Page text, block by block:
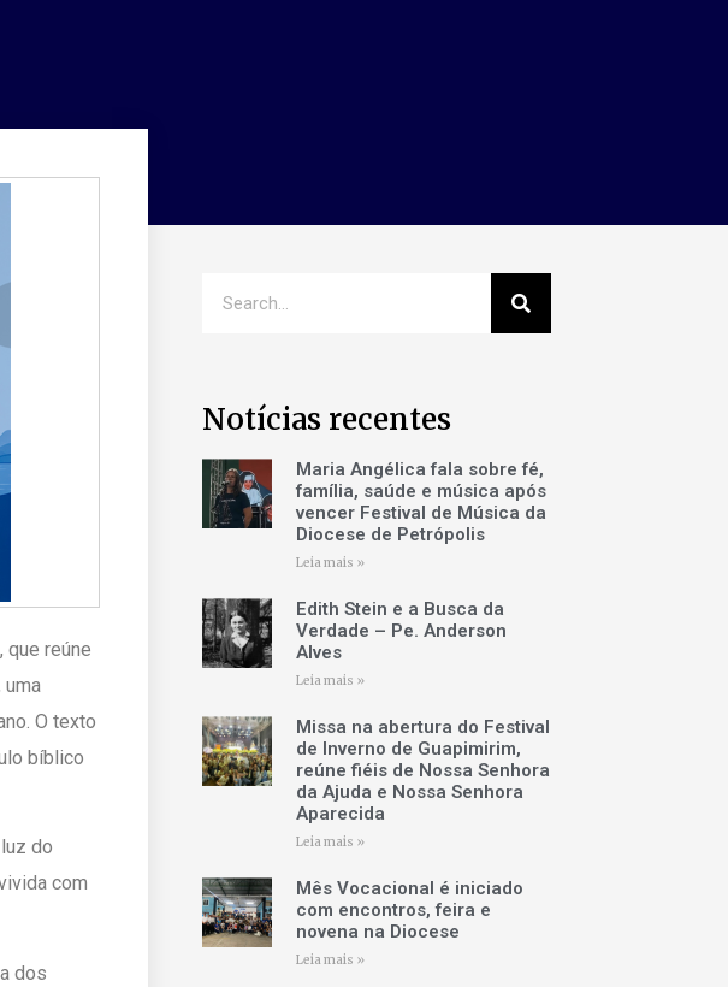
que reúne
uma
O texto
bíblico
do
com
dos
Notícias recentes
Maria Angélica fala sobre fé,
família, saúde e música após
vencer Festival de Música da
Diocese de Petrópolis
Leia mais »
Edith Stein e a Busca da
Verdade – Pe. Anderson
Alves
Leia mais »
Missa na abertura do Festival
de Inverno de Guapimirim,
reúne fiéis de Nossa Senhora
da Ajuda e Nossa Senhora
Aparecida
Leia mais »
Mês Vocacional é iniciado
com encontros, feira e
novena na Diocese
Leia mais »